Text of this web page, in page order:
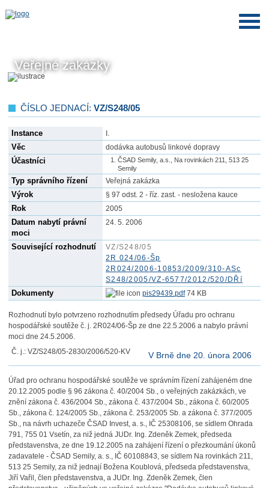
Veřejné zakázky
ČÍSLO JEDNACÍ: VZ/S248/05
Instance I.
Věc dodávka autobusů linkové dopravy
Účastníci
ČSAD Semily, a.s., Na rovinkách 211, 513 25
Semily
Typ správního řízení Veřejná zakázka
Výrok § 97 odst. 2 - říz. zast. - nesložena kauce
Rok 2005
Datum nabytí právní
moci
24. 5. 2006
Související rozhodnutí
VZ/S248/05
2R 024/06-Šp
2R024/2006-10853/2009/310-ASc
S248/2005/VZ-6577/2012/520/DŘí
Dokumenty pis29439.pdf74 KB
Rozhodnutí bylo potvrzeno rozhodnutím předsedy Úřadu pro ochranu
hospodářské soutěže č. j. 2R024/06-Šp ze dne 22.5.2006 a nabylo právní
moci dne 24.5.2006.
Č. j.: VZ/S248/05-2830/2006/520-KV
V Brně dne 20. února 2006
Úřad pro ochranu hospodářské soutěže ve správním řízení zahájeném dne
20.12.2005 podle § 96 zákona č. 40/2004 Sb., o veřejných zakázkách, ve
znění zákona č. 436/2004 Sb., zákona č. 437/2004 Sb., zákona č. 60/2005
Sb., zákona č. 124/2005 Sb., zákona č. 253/2005 Sb. a zákona č. 377/2005
Sb., na návrh uchazeče ČSAD Invest, a. s., IČ 25308106, se sídlem Ohrada
791, 755 01 Vsetín, za niž jedná JUDr. Ing. Zdeněk Zemek, předseda
představenstva, ze dne 19.12.2005 na zahájení řízení o přezkoumání úkonů
zadavatele - ČSAD Semily, a. s., IČ 60108843, se sídlem Na rovinkách 211,
513 25 Semily, za niž jednají Božena Koublová, předseda představenstva,
Jiří Vařil, člen představenstva, a JUDr. Ing. Zdeněk Zemek, člen